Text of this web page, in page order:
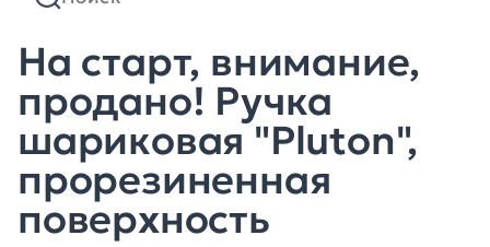
На старт, внимание,
продано! Ручка
шариковая "Pluton",
прорезиненная
поверхность